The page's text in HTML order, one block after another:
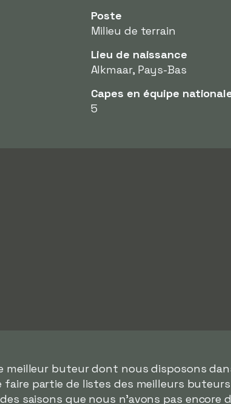
Poste
Milieu de terrain
Lieu de naissance
Alkmaar, Pays-Bas
Capes en équipe
5
meilleur buteur dont nous disposons
faire partie de listes des meilleurs
saisons que nous n'avons pas encore